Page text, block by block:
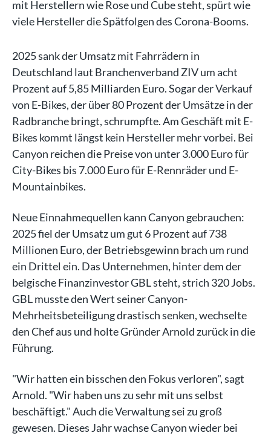
mit Herstellern wie Rose und Cube steht, spürt wie
viele Hersteller die Spätfolgen des Corona-Booms.
2025 sank der Umsatz mit Fahrrädern in
Deutschland laut Branchenverband ZIV um acht
Prozent auf 5,85 Milliarden Euro. Sogar der Verkauf
von E-Bikes, der über 80 Prozent der Umsätze in der
Radbranche bringt, schrumpfte. Am Geschäft mit E-
Bikes kommt längst kein Hersteller mehr vorbei. Bei
Canyon reichen die Preise von unter 3.000 Euro für
City-Bikes bis 7.000 Euro für E-Rennräder und E-
Mountainbikes.
Neue Einnahmequellen kann Canyon gebrauchen:
2025 fiel der Umsatz um gut 6 Prozent auf 738
Millionen Euro, der Betriebsgewinn brach um rund
ein Drittel ein. Das Unternehmen, hinter dem der
belgische Finanzinvestor GBL steht, strich 320 Jobs.
GBL musste den Wert seiner Canyon-
Mehrheitsbeteiligung drastisch senken, wechselte
den Chef aus und holte Gründer Arnold zurück in die
Führung.
"Wir hatten ein bisschen den Fokus verloren", sagt
Arnold. "Wir haben uns zu sehr mit uns selbst
beschäftigt." Auch die Verwaltung sei zu groß
gewesen. Dieses Jahr wachse Canyon wieder bei